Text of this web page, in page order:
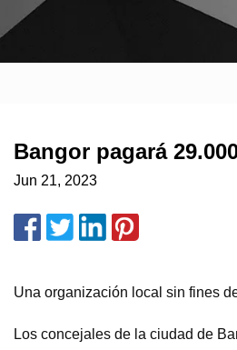
Bangor pagará
Jun 21, 2023
Una organización local sin fines
Los concejales de la ciudad de